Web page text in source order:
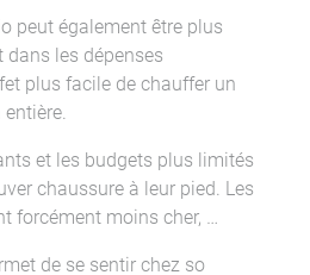
peut également être plus
les dépenses
plus facile de chauffer un
et les budgets plus limités
chaussure à leur pied. Les
forcément moins cher, …
de se sentir chez so